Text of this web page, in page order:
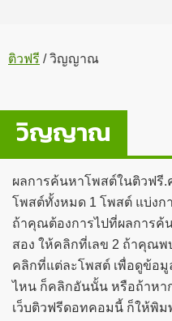
ติวฟรี /วิญญาณ
วิญญาณ
ผลการค้นหาโพสต์ในติวฟรี
โพสต์ทั้งหมด 1 โพสต์ แบ่งก
ถ้าคุณต้องการไปที่ผลการ
สอง ให้คลิกที่เลข 2 ถ้าคุณ
คลิกที่แต่ละโพสต์ เพื่อดูข้อมู
ไหน ก็คลิกอันนั้น หรือถ้าห
เว็บติวฟรีดอทคอมนี้ ก็ให้พิ